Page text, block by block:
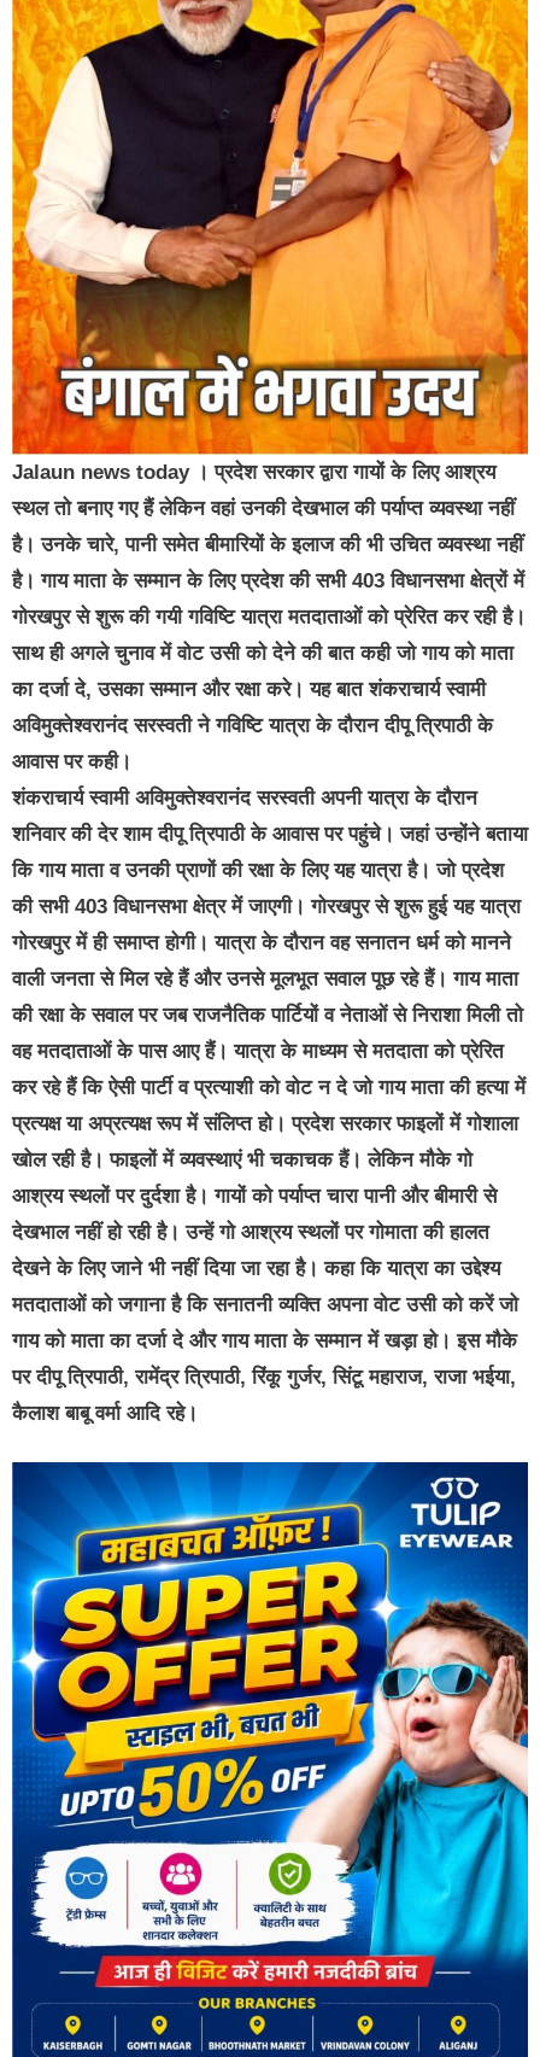
Jalaun news today । प्रदेश सरकार द्वारा गायों के लिए आश्रय
स्थल तो बनाए गए हैं लेकिन वहां उनकी देखभाल की पर्याप्त व्यवस्था नहीं
है। उनके चारे, पानी समेत बीमारियों के इलाज की भी उचित व्यवस्था नहीं
है। गाय माता के सम्मान के लिए प्रदेश की सभी 403 विधानसभा क्षेत्रों में
गोरखपुर से शुरू की गयी गविष्टि यात्रा मतदाताओं को प्रेरित कर रही है।
साथ ही अगले चुनाव में वोट उसी को देने की बात कही जो गाय को माता
का दर्जा दे, उसका सम्मान और रक्षा करे। यह बात शंकराचार्य स्वामी
अविमुक्तेश्वरानंद सरस्वती ने गविष्टि यात्रा के दौरान दीपू त्रिपाठी के
आवास पर कही।
शंकराचार्य स्वामी अविमुक्तेश्वरानंद सरस्वती अपनी यात्रा के दौरान
शनिवार की देर शाम दीपू त्रिपाठी के आवास पर पहुंचे। जहां उन्होंने बताया
कि गाय माता व उनकी प्राणों की रक्षा के लिए यह यात्रा है। जो प्रदेश
की सभी 403 विधानसभा क्षेत्र में जाएगी। गोरखपुर से शुरू हुई यह यात्रा
गोरखपुर में ही समाप्त होगी। यात्रा के दौरान वह सनातन धर्म को मानने
वाली जनता से मिल रहे हैं और उनसे मूलभूत सवाल पूछ रहे हैं। गाय माता
की रक्षा के सवाल पर जब राजनैतिक पार्टियों व नेताओं से निराशा मिली तो
वह मतदाताओं के पास आए हैं। यात्रा के माध्यम से मतदाता को प्रेरित
कर रहे हैं कि ऐसी पार्टी व प्रत्याशी को वोट न दे जो गाय माता की हत्या में
प्रत्यक्ष या अप्रत्यक्ष रूप में संलिप्त हो। प्रदेश सरकार फाइलों में गोशाला
खोल रही है। फाइलों में व्यवस्थाएं भी चकाचक हैं। लेकिन मौके गो
आश्रय स्थलों पर दुर्दशा है। गायों को पर्याप्त चारा पानी और बीमारी से
देखभाल नहीं हो रही है। उन्हें गो आश्रय स्थलों पर गोमाता की हालत
देखने के लिए जाने भी नहीं दिया जा रहा है। कहा कि यात्रा का उद्देश्य
मतदाताओं को जगाना है कि सनातनी व्यक्ति अपना वोट उसी को करें जो
गाय को माता का दर्जा दे और गाय माता के सम्मान में खड़ा हो। इस मौके
पर दीपू त्रिपाठी, रामेंद्र त्रिपाठी, रिंकू गुर्जर, सिंटू महाराज, राजा भईया,
कैलाश बाबू वर्मा आदि रहे।